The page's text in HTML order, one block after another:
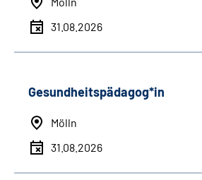
31.08.2026
Gesundheitspädagog*in
Mölln
31.08.2026